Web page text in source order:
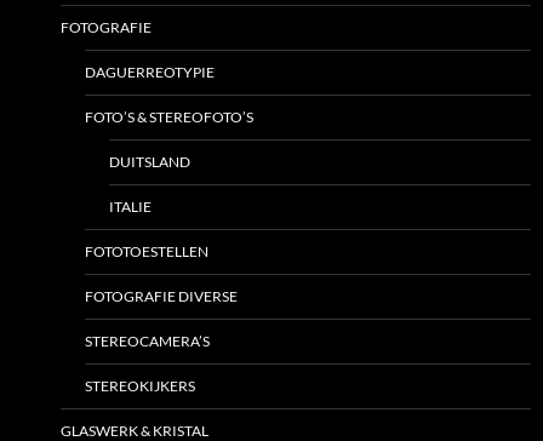
FOTOGRAFIE
DAGUERREOTYPIE
FOTO’S & STEREOFOTO’S
DUITSLAND
ITALIE
FOTOTOESTELLEN
FOTOGRAFIE DIVERSE
STEREOCAMERA’S
STEREOKIJKERS
GLASWERK & KRISTAL